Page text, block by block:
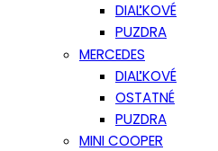
DIAĽKOVÉ
PUZDRA
MERCEDES
DIAĽKOVÉ
OSTATNÉ
PUZDRA
MINI COOPER